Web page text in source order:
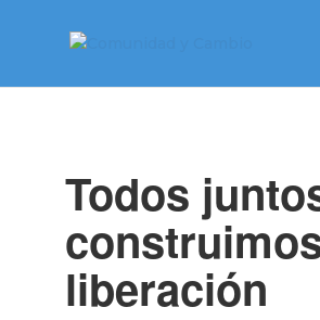
Todos
liberación